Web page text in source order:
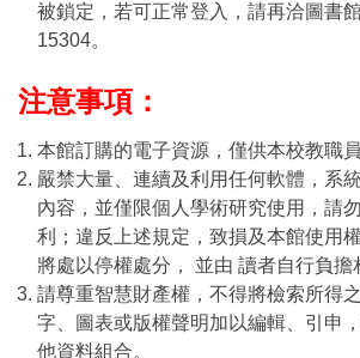
被鎖定，若可正常登入，請再洽圖書
15304。
注意事項：
本館訂購的電子資源，僅供本校教職
嚴禁大量、連續及利用任何軟體，系
內容，並僅限個人學術研究使用，請
利；違反上述規定，致損及本館使用
將處以停權處分， 並由 讀者自行負擔
請尊重智慧財產權，不得將檢索所得
字、圖表或版權聲明加以編輯、引申
他資料組合。